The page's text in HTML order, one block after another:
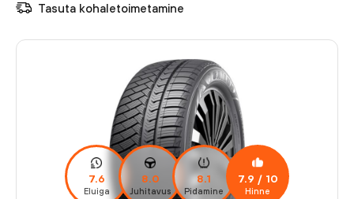
7.6
Eluiga
8.0
Juhitavus
8.1
Pidamine
7.9 / 10
Hinne
Tasuta kohaletoimetamine